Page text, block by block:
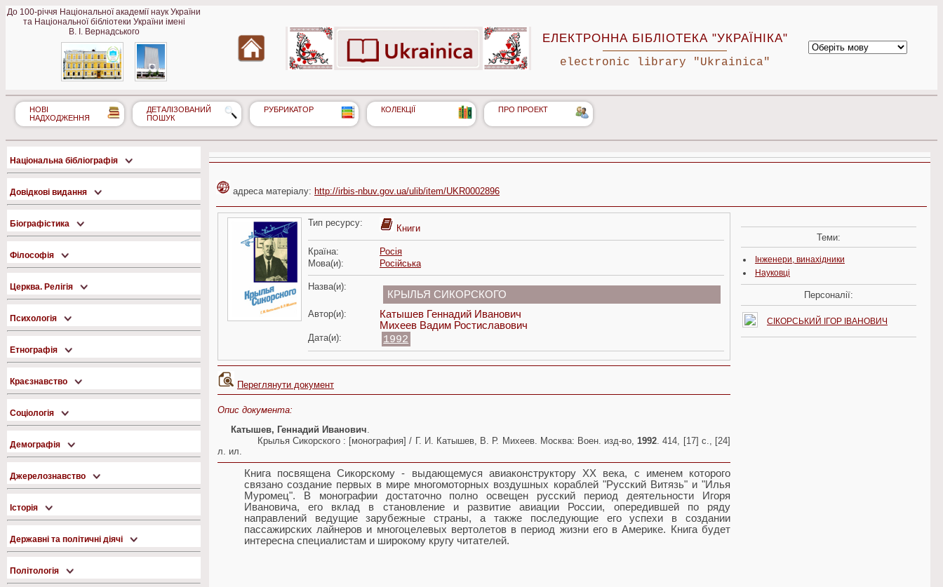
До 100-річчя Національної академії наук України
та Національної бібліотеки України імені
В. І. Вернадського
ЕЛЕКТРОННА БІБЛІОТЕКА "УКРАЇНІКА"
electronic library "Ukrainica"
НОВІ
НАДХОДЖЕННЯ
ДЕТАЛІЗОВАНИЙ
ПОШУК
РУБРИКАТОР КОЛЕКЦІЇ ПРО ПРОЕКТ
Національна бібліографія
Довідкові видання
Біографістика
Філософія
Церква. Релігія
Психологія
Етнографія
Краєзнавство
Соціологія
Демографія
Джерелознавство
Історія
Державні та політичні діячі
Політологія
адреса матеріалу: http://irbis-nbuv.gov.ua/ulib/item/UKR0002896
Тип ресурсу:
Книги
Країна:
Росія
Мова(и):
Російська
Назва(и):
КРЫЛЬЯ СИКОРСКОГО
Автор(и):
Катышев Геннадий Иванович
Михеев Вадим Ростиславович
Дата(и): 1992
Переглянути документ
Опис документа:
Катышев, Геннадий Иванович
Крылья Сикорского : [монография] / Г. И. Катышев, В. Р. Михеев. Москва: Воен. изд-во,1992. 414, [17] с., [24]
л. ил.
Книга посвящена Сикорскому - выдающемуся авиаконструктору XX века, с именем которого
связано создание первых в мире многомоторных воздушных кораблей "Русский Витязь" и "Илья
Муромец". В монографии достаточно полно освещен русский период деятельности Игоря
Ивановича, его вклад в становление и развитие авиации России, опередившей по ряду
направлений ведущие зарубежные страны, а также последующие его успехи в создании
пассажирских лайнеров и многоцелевых вертолетов в период жизни его в Америке. Книга будет
интересна специалистам и широкому кругу читателей.
Теми:
Інженери, винахідники
Науковці
Персоналії:
СІКОРСЬКИЙ ІГОР ІВАНОВИЧ